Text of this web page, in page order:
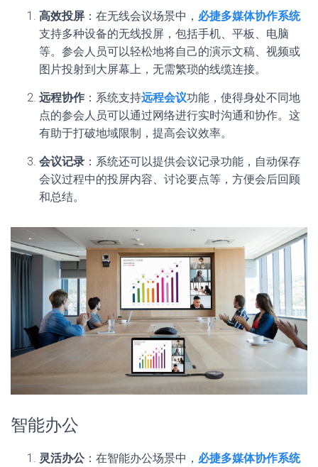
高效投屏 ：在无线会议场景中， 必捷多媒体协作系统
支持多种设备的无线投屏，包括手机、平板、电脑
等。参会人员可以轻松地将自己的演示文稿、视频或
图片投射到大屏幕上，无需繁琐的线缆连接。
远程协作 ：系统支持远程会议功能，使得身处不同地
点的参会人员可以通过网络进行实时沟通和协作。这
有助于打破地域限制，提高会议效率。
会议记录 ：系统还可以提供会议记录功能，自动保存
会议过程中的投屏内容、讨论要点等，方便会后回顾
和总结。
智能办公
灵活办公：在智能办公场景中， 必捷多媒体协作系统